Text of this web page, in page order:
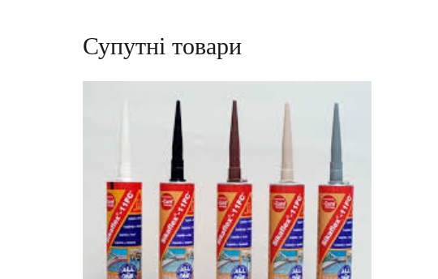
Супутні товари